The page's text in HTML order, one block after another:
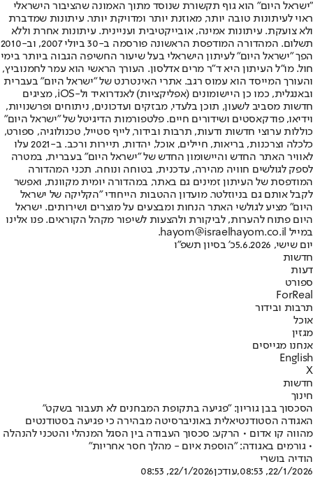
"ישראל היום" הוא גוף תקשורת שנוסד מתוך האמונה שהציבור הישראלי
ראוי לעיתונות טובה יותר, מאוזנת יותר ומדויקת יותר. עיתונות שמדברת
ולא צועקת. עיתונות אמינה, אובייקטיבית ועניינית. עיתונות אחרת וללא
תשלום. המהדורה המודפסת הראשונה פורסמה ב-30 ביולי 2007, וב-2010
הפך "ישראל היום" לעיתון הישראלי בעל שיעור החשיפה הגבוה ביותר בימי
חול. מו"ל העיתון היא ד"ר מרים אדלסון. העורך הראשי הוא עמר לחמנוביץ,
והעורך המייסד הוא עמוס רגב. אתרי האינטרנט של "ישראל היום" בעברית
ובאנגלית, כמו כן היישומונים (אפליקציות) לאנדרואיד ול-iOS, מציגים
חדשות מסביב לשעון, תוכן בלעדי, מבזקים ועדכונים, ניתוחים ופרשנויות,
וידיאו, פודקאסטים ושידורים חיים. פלטפורמות הדיגיטל של "ישראל היום"
כוללות ערוצי חדשות ודעות, תרבות ובידור, לייף סטייל, טכנולוגיה, ספורט,
כלכלה וצרכנות, בריאות, חיילים, אוכל, יהדות, תיירות ורכב. ב-2021 עלו
לאוויר האתר החדש והיישומון החדש של "ישראל היום" בעברית, במטרה
לספק לגולשים חוויה מהירה, עדכנית, בטוחה ונוחה. תכני המהדורה
המודפסת של העיתון זמינים גם באתר, במהדורה יומית מקוונת, ואפשר
לקבל אותם גם בניוזלטר. מועדון ההטבות הייחודי "הקליקה של ישראל
היום" מציע לגולשי האתר הנחות ומבצעים על מוצרים ושירותים. ישראל
היום פתוח להערות, לביקורת ולהצעות לשיפור מקהל הקוראים. פנו אלינו
במייל hayom@israelhayom.co.il.
יום שישי, 5.6.2026
כ' בסיון תשפ"ו
חדשות
דעות
ספורט
ForReal
תרבות ובידור
אוכל
מגזין
אנחנו מגייסים
English
X
חדשות
חינוך
הסכסוך בבן גוריון: "פגיעה בתקופת המבחנים לא תעבור בשקט"
האגודה הסטודנטיאלית באוניברסיטה מבהירה כי פגיעה בסטודנטים
מהווה קו אדום • הרקע: סכסוך העבודה בין הסגל המנהלי והטכני להנהלה
• גורמים באגודה: "הוספת איום - מהלך חסר אחריות"
הודיה בושרי
22/1/2026, 08:53
,עודכן22/1/2026, 08:53